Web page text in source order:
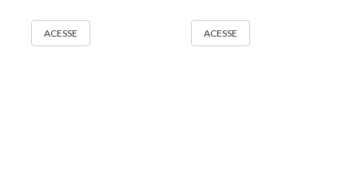
ACESSE ACESSE